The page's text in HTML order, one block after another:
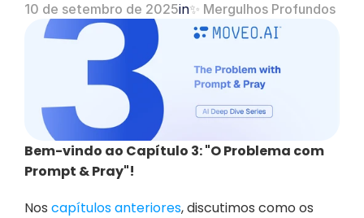
10 de setembro de 2025in✨ Mergulhos Profundos em
Bem-vindo ao Capítulo 3: "O Problema com
Prompt & Pray"!
Nos capítulos anteriores, discutimos como os